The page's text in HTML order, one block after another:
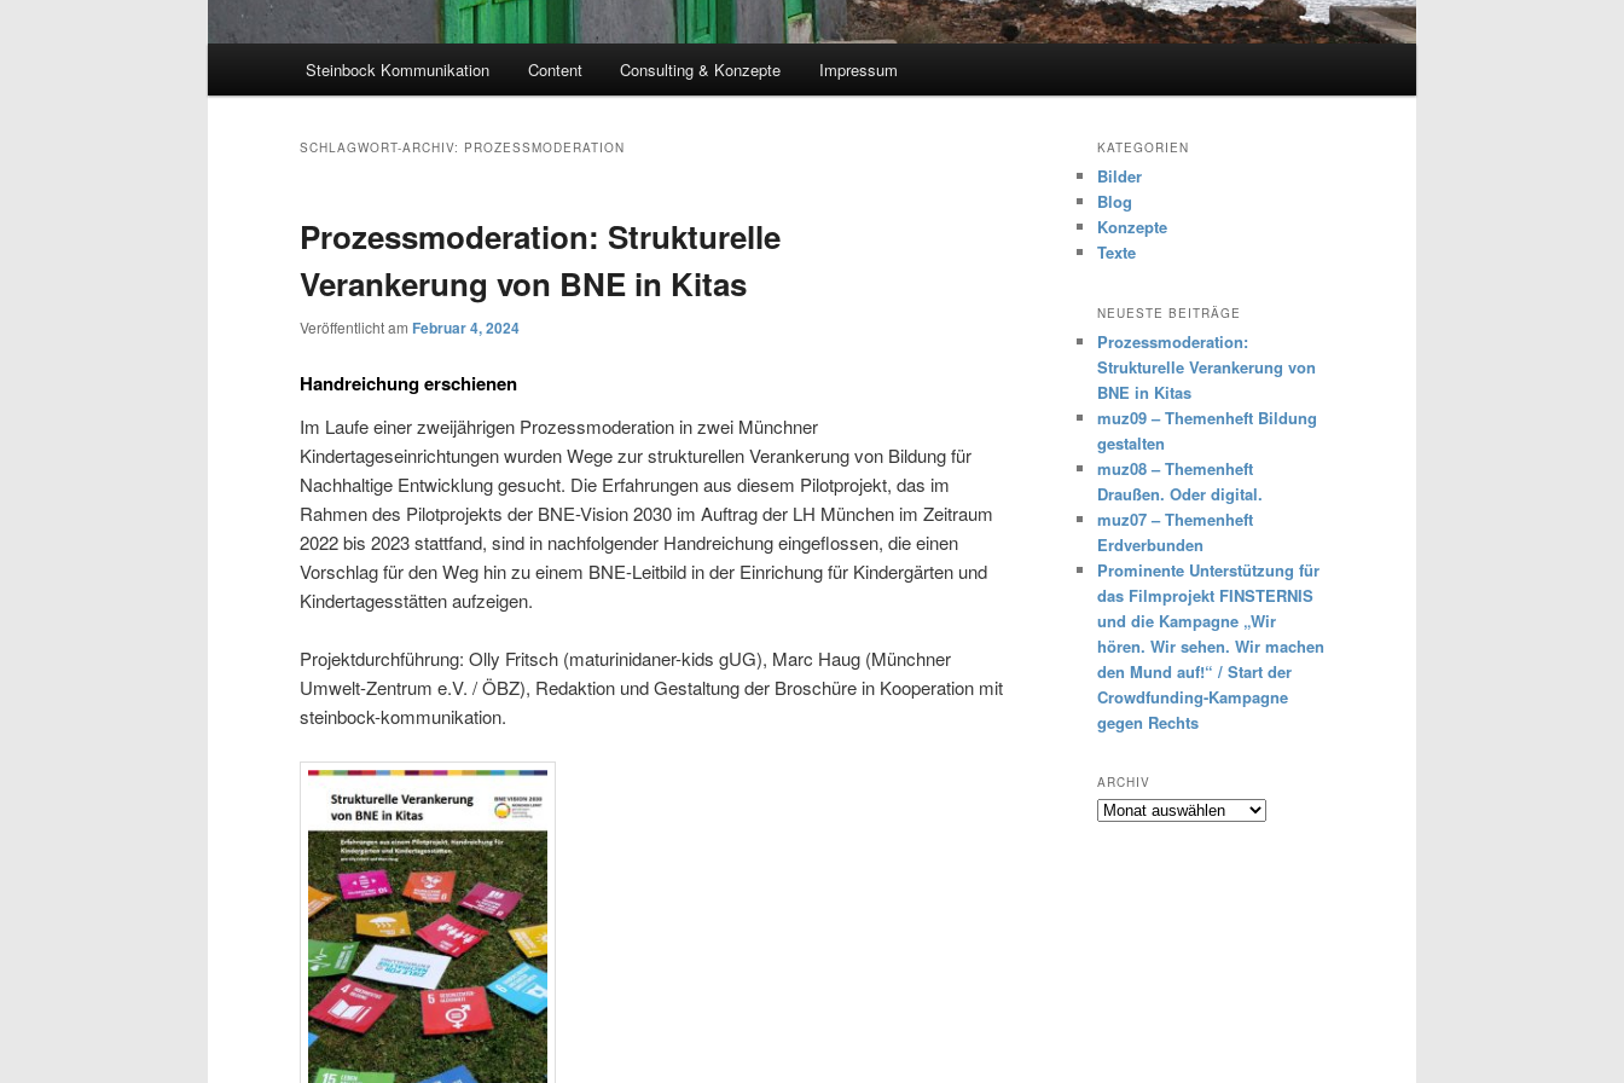
Steinbock Kommunikation Content Consulting & Konzepte Impressum
SCHLAGWORT-ARCHIV: PROZESSMODERATION
Prozessmoderation: Strukturelle
Verankerung von BNE in Kitas
Veröffentlicht am Februar 4, 2024
Handreichung erschienen
Im Laufe einer zweijährigen Prozessmoderation in zwei Münchner
Kindertageseinrichtungen wurden Wege zur strukturellen Verankerung von Bildung für
Nachhaltige Entwicklung gesucht. Die Erfahrungen aus diesem Pilotprojekt, das im
Rahmen des Pilotprojekts der BNE-Vision 2030 im Auftrag der LH München im Zeitraum
2022 bis 2023 stattfand, sind in nachfolgender Handreichung eingeflossen, die einen
Vorschlag für den Weg hin zu einem BNE-Leitbild in der Einrichung für Kindergärten und
Kindertagesstätten aufzeigen.
Projektdurchführung: Olly Fritsch (maturinidaner-kids gUG), Marc Haug (Münchner
Umwelt-Zentrum e.V. / ÖBZ), Redaktion und Gestaltung der Broschüre in Kooperation mit
steinbock-kommunikation.
KATEGORIEN
Bilder
Blog
Konzepte
Texte
NEUESTE BEITRÄGE
Prozessmoderation:
Strukturelle Verankerung von
BNE in Kitas
muz09 – Themenheft Bildung
gestalten
muz08 – Themenheft
Draußen. Oder digital.
muz07 – Themenheft
Erdverbunden
Prominente Unterstützung für
das Filmprojekt FINSTERNIS
und die Kampagne „Wir
hören. Wir sehen. Wir machen
den Mund auf!“ / Start der
Crowdfunding-Kampagne
gegen Rechts
ARCHIV
Archiv